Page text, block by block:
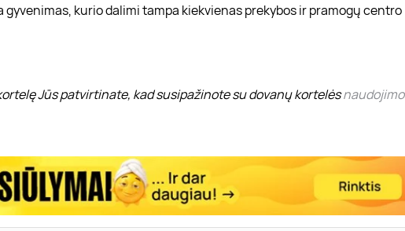
gyvenimas, kurio dalimi tampa kiekvienas prekybos ir pramogų centro
Jūs patvirtinate, kad susipažinote su dovanų kortelėsnaudojimo